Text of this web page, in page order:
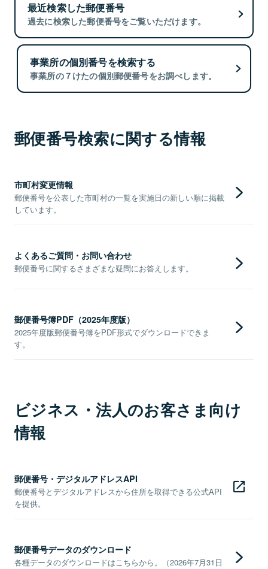
最近検索した郵便番号
過去に検索した郵便番号をご覧いただけます。
事業所の個別番号を検索する
事業所の７けたの個別郵便番号をお調べします。
郵便番号検索に関する情報
市町村変更情報
郵便番号を公表した市町村の一覧を実施日の新しい順に掲載
しています。
よくあるご質問・お問い合わせ
郵便番号に関するさまざまな疑問にお答えします。
郵便番号簿PDF（2025年度版）
2025年度版郵便番号簿をPDF形式でダウンロードできま
す。
ビジネス・法人のお客さま向け
情報
郵便番号・デジタルアドレスAPI
郵便番号とデジタルアドレスから住所を取得できる公式API
を提供。
郵便番号データのダウンロード
各種データのダウンロードはこちらから。（2026年7月31日